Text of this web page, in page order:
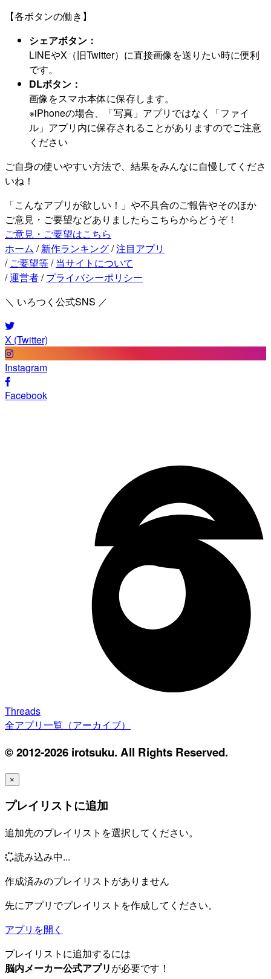
【各ボタンの働き】
シェアボタン：
LINEやX（旧Twitter）に直接画像を送りたい時に便利
です。
DLボタン：
画像をスマホ本体に保存します。
※iPhoneの場合、「写真」アプリではなく「ファイ
ル」アプリ内に保存されることがありますのでご注意
ください
ご自身の使いやすい方法で、結果をみんなに自慢してくださ
いね！
「こんなアプリが欲しい！」や不具合のご報告やそのほか
ご意見・ご要望などありましたらこちらからどうぞ！
ご意見・ご要望はこちら
ホーム / 新作ランキング/注目アプリ
/ ご要望等/ 当サイトについて
/運営者/ プライバシーポリシー
＼ いろつく公式SNS ／
X (Twitter)
Instagram
Facebook
Threads
全アプリ一覧（アーカイブ）
© 2012-2026 irotsuku. All Rights Reserved.
×
プレイリストに追加
追加先のプレイリストを選択してください。
読み込み中...
作成済みのプレイリストがありません
先にアプリでプレイリストを作成してください。
アプリを開く
プレイリストに追加するには
脳内メーカー公式アプリが必要です！